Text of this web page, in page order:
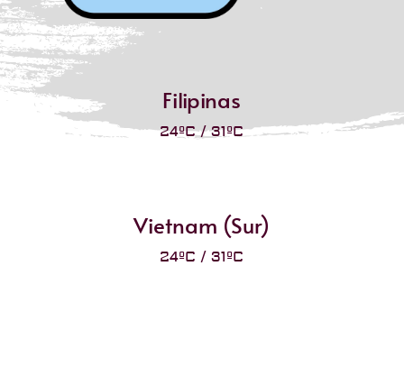
Filipinas
24ºC / 31ºC
Vietnam (Sur)
24ºC / 31ºC